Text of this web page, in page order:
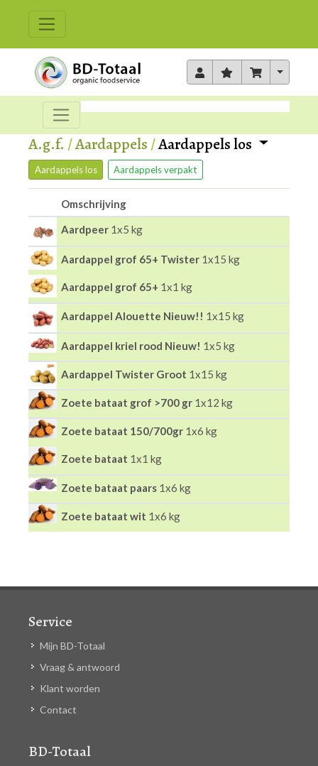
Toggle
A.g.f. /Aardappels /Aardappels los
Aardappels los Aardappels verpakt
Omschrijving
Aardpeer 1x5 kg
Aardappel grof 65+ Twister 1x15 kg
Aardappel grof 65+ 1x1 kg
Aardappel Alouette Nieuw!! 1x15 kg
Aardappel kriel rood Nieuw! 1x5 kg
Aardappel Twister Groot 1x15 kg
Zoete bataat grof >700 gr 1x12 kg
Zoete bataat 150/700gr 1x6 kg
Zoete bataat 1x1 kg
Zoete bataat paars 1x6 kg
Zoete bataat wit 1x6 kg
Service
Mijn BD-Totaal
Vraag & antwoord
Klant worden
Contact
BD-Totaal